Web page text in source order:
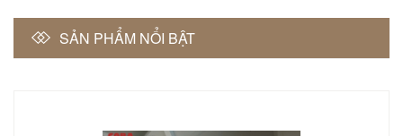
SẢN PHẨM NỔI BẬT